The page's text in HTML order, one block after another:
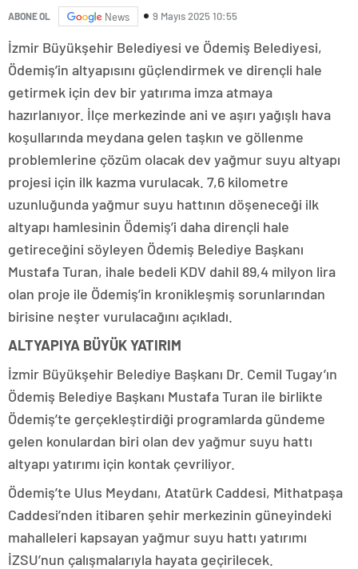
ABONE OL News 9 Mayıs 2025 10:55
İzmir Büyükşehir Belediyesi ve Ödemiş Belediyesi,
Ödemiş’in altyapısını güçlendirmek ve dirençli hale
getirmek için dev bir yatırıma imza atmaya
hazırlanıyor. İlçe merkezinde ani ve aşırı yağışlı hava
koşullarında meydana gelen taşkın ve göllenme
problemlerine çözüm olacak dev yağmur suyu altyapı
projesi için ilk kazma vurulacak. 7,6 kilometre
uzunluğunda yağmur suyu hattının döşeneceği ilk
altyapı hamlesinin Ödemiş’i daha dirençli hale
getireceğini söyleyen Ödemiş Belediye Başkanı
Mustafa Turan, ihale bedeli KDV dahil 89,4 milyon lira
olan proje ile Ödemiş’in kronikleşmiş sorunlarından
birisine neşter vurulacağını açıkladı.
ALTYAPIYA BÜYÜK YATIRIM
İzmir Büyükşehir Belediye Başkanı Dr. Cemil Tugay’ın
Ödemiş Belediye Başkanı Mustafa Turan ile birlikte
Ödemiş’te gerçekleştirdiği programlarda gündeme
gelen konulardan biri olan dev yağmur suyu hattı
altyapı yatırımı için kontak çevriliyor.
Ödemiş’te Ulus Meydanı, Atatürk Caddesi, Mithatpaşa
Caddesi’nden itibaren şehir merkezinin güneyindeki
mahalleleri kapsayan yağmur suyu hattı yatırımı
İZSU’nun çalışmalarıyla hayata geçirilecek.